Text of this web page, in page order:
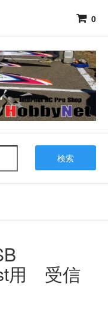
0
検索
用 受信